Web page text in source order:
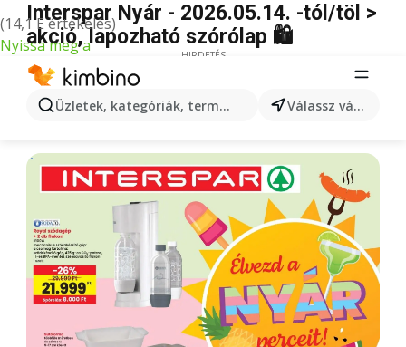
(14,1 E értékelés)
Nyissa meg a
Üzletek, kategóriák, termékek keresése... Válassz várost
Interspar Nyár - 2026.05.14. -tól/töl >
akció, lapozható szórólap 🛍️
HIRDETÉS